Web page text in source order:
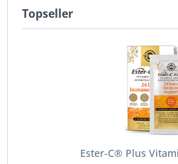
Topseller
Ester-C® Plus